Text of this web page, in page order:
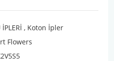
, Koton İpler
Flowers